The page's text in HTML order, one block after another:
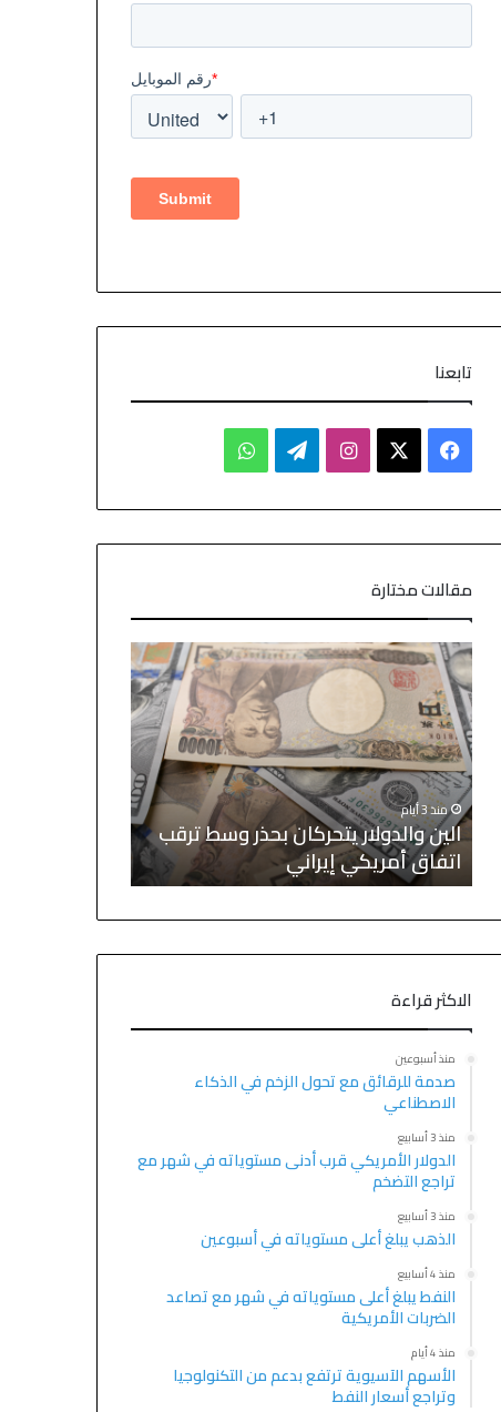
تابعنا
مقالات مختارة
منذ 3 أيام
الين والدولار يتحركان بحذر وسط ترقب
اتفاق أمريكي إيراني
الاكثر قراءة
منذ أسبوعين
صدمة للرقائق مع تحول الزخم في الذكاء
الاصطناعي
منذ 3 أسابيع
الدولار الأمريكي قرب أدنى مستوياته في شهر مع
تراجع التضخم
منذ 3 أسابيع
الذهب يبلغ أعلى مستوياته في أسبوعين
منذ 4 أسابيع
النفط يبلغ أعلى مستوياته في شهر مع تصاعد
الضربات الأمريكية
منذ 4 أيام
الأسهم الآسيوية ترتفع بدعم من التكنولوجيا
وتراجع أسعار النفط